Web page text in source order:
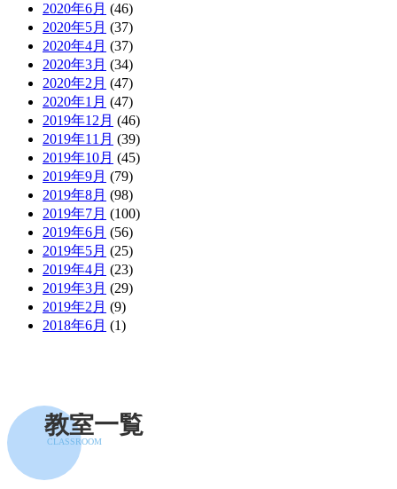
2020年6月 (46)
2020年5月 (37)
2020年4月 (37)
2020年3月 (34)
2020年2月 (47)
2020年1月 (47)
2019年12月 (46)
2019年11月 (39)
2019年10月 (45)
2019年9月 (79)
2019年8月 (98)
2019年7月 (100)
2019年6月 (56)
2019年5月 (25)
2019年4月 (23)
2019年3月 (29)
2019年2月 (9)
2018年6月 (1)
教室一覧
CLASSROOM